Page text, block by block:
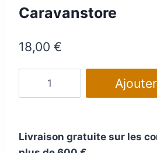
Caravanstore
18,00 €
Hobby
Livraison gratuite sur les